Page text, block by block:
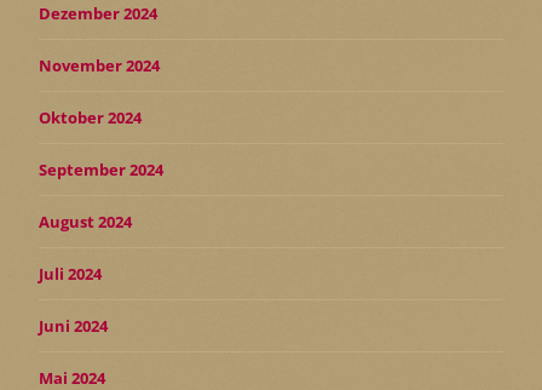
Dezember 2024
November 2024
Oktober 2024
September 2024
August 2024
Juli 2024
Juni 2024
Mai 2024